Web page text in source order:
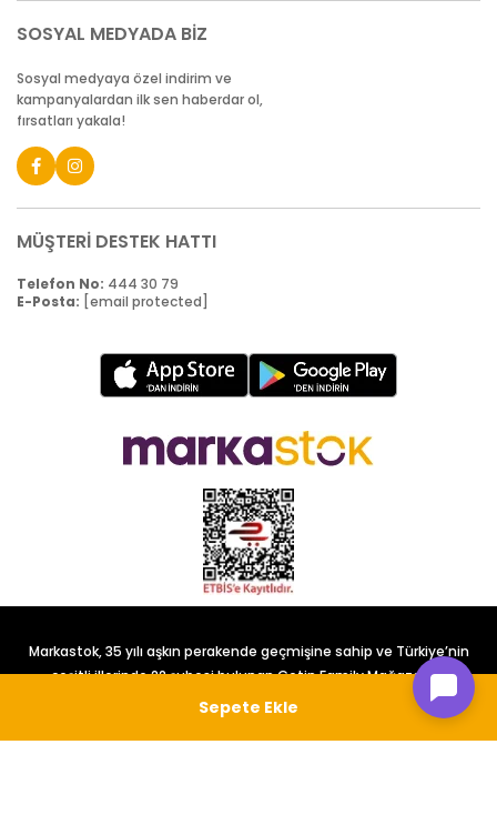
SOSYAL MEDYADA BİZ
Sosyal medyaya özel indirim ve
kampanyalardan ilk sen haberdar ol,
fırsatları yakala!
MÜŞTERİ DESTEK HATTI
Telefon No: 444 30 79
E-Posta: [email protected]
Markastok, 35 yılı aşkın perakende geçmişine sahip ve Türkiye’nin
çeşitli illerinde 22 şubesi bulunan Çetin Family Mağazacılık
tarafından kurulmuştur.